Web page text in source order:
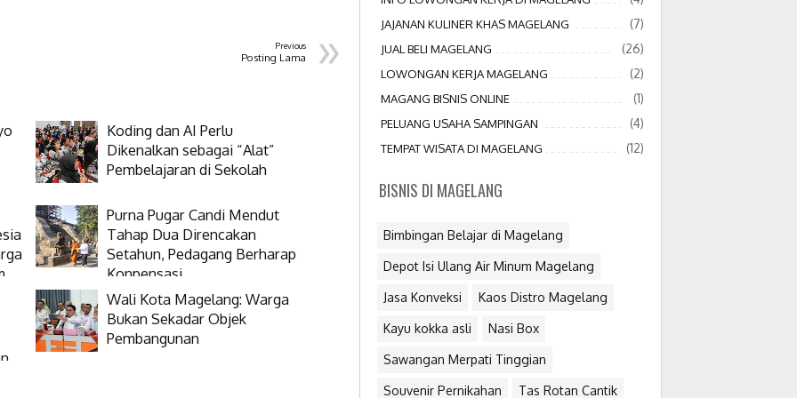
»
Previous
Posting Lama
Koding dan AI Perlu
Dikenalkan sebagai “Alat”
Pembelajaran di Sekolah
Purna Pugar Candi Mendut
Tahap Dua Direncakan
Setahun, Pedagang Berharap
Konpensasi
Wali Kota Magelang: Warga
Bukan Sekadar Objek
Pembangunan
JAJANAN KULINER KHAS MAGELANG (7)
JUAL BELI MAGELANG (26)
LOWONGAN KERJA MAGELANG (2)
MAGANG BISNIS ONLINE (1)
PELUANG USAHA SAMPINGAN (4)
TEMPAT WISATA DI MAGELANG (12)
BISNIS DI MAGELANG
Bimbingan Belajar di Magelang
Depot Isi Ulang Air Minum Magelang
Jasa Konveksi Kaos Distro Magelang
Kayu kokka asli Nasi Box
Sawangan Merpati Tinggian
Souvenir Pernikahan Tas Rotan Cantik